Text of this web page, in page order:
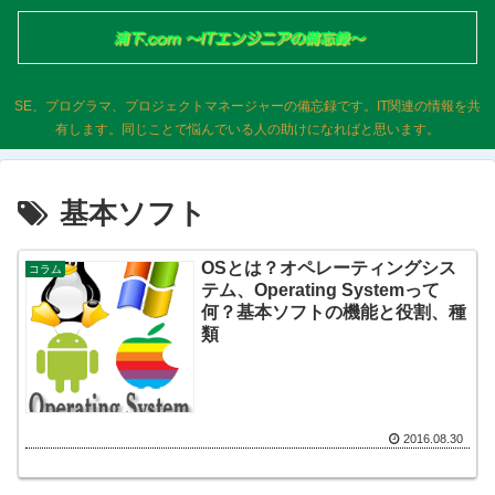
SE、プログラマ、プロジェクトマネージャーの備忘録です。IT関連の情報を共
有します。同じことで悩んでいる人の助けになればと思います。
基本ソフト
コラム
OSとは？オペレーティングシス
テム、Operating Systemって
何？基本ソフトの機能と役割、種
類
2016.08.30